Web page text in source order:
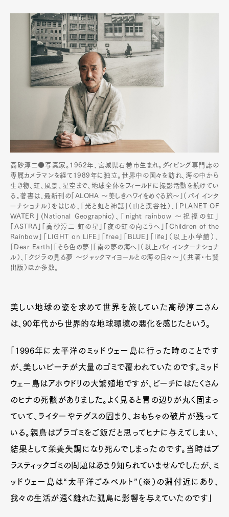
高砂淳二●写真家。1962年、宮城県石巻市生まれ。ダイビング専門誌の
専属カメラマンを経て1989年に独立。世界中の国々を訪れ、海の中から
生き物、虹、風景、星空まで、地球全体をフィールドに撮影活動を続けてい
る。著書は、最新刊の「ALOHA ～美しきハワイをめぐる旅～」（パイ インタ
ーナショナル）をはじめ、「光と虹と神話」（山と渓谷社）、「PLANET OF
WATER」(National Geographic)、「night rainbow 〜祝福の虹」
「ASTRA」「高砂淳二 虹の星」「夜の虹の向こうへ」「Children of the
Rainbow」「LIGHT on LIFE」「free」「BLUE」「life」（以上小学館）、
「Dear Earth」「そら色の夢」「南の夢の海へ」（以上パイ インターナショナ
ル）、「クジラの見る夢 〜ジャックマイヨールとの海の日々〜」（共著・七賢
出版）ほか多数。
美しい地球の姿を求めて世界を旅していた高砂淳二さん
は、90年代から世界的な地球環境の悪化を感じたという。
「1996年に太平洋のミッドウェー島に行った時のことです
が、美しいビーチが大量のゴミで覆われていたのです。ミッド
ウェー島はアホウドリの大繁殖地ですが、ビーチにはたくさん
のヒナの死骸がありました。よく見ると胃の辺りが丸く固まっ
ていて、ライターやテグスの固まり、おもちゃの破片が残って
いる。親鳥はプラゴミをご飯だと思ってヒナに与えてしまい、
結果として栄養失調になり死んでしまったのです。当時はプ
ラスティックゴミの問題はあまり知られていませんでしたが、ミ
ッドウェー島は“太平洋ごみベルト”（※）の淵付近にあり、
我々の生活が遠く離れた孤島に影響を与えていたのです」